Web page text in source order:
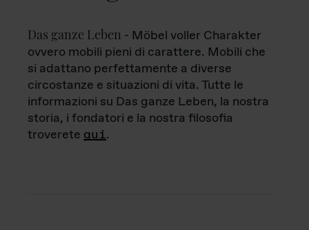
Das ganze Leben - Möbel voller Charakter
ovvero mobili pieni di carattere. Mobili che
si adattano perfettamente a diverse
circostanze e situazioni di vita. Tutte le
informazioni su Das ganze Leben, la nostra
storia, i fondatori e la nostra filosofia
troverete qui.